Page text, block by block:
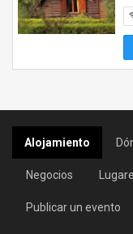
Alojamiento
Negocios
Publicar un evento